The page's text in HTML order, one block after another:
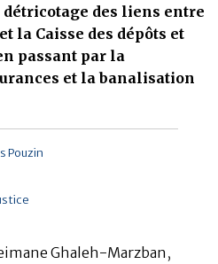
des liens entre
la Caisse des dépôts et
passant par la
et la banalisation
Pouzin
Ghaleh-Marzban,